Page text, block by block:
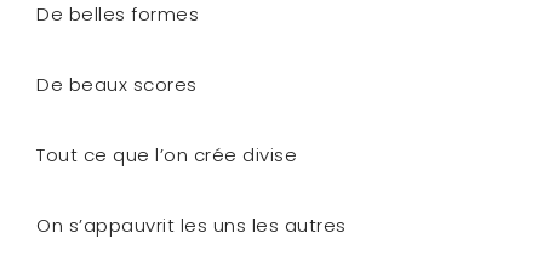
De belles formes
De beaux scores
Tout ce que l’on crée divise
On s’appauvrit les uns les autres